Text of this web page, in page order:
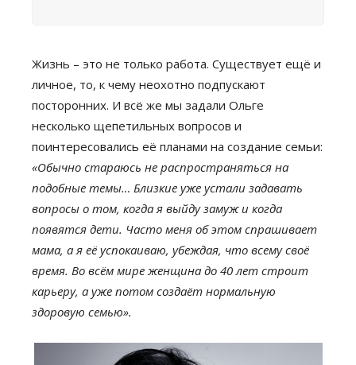
Жизнь – это не только работа. Существует ещё и
личное, то, к чему неохотно подпускают
посторонних. И всё же мы задали Ольге
несколько щепетильных вопросов и
поинтересовались её планами на создание семьи:
«Обычно стараюсь не распространяться на
подобные темы… Близкие уже устали задавать
вопросы о том, когда я выйду замуж и когда
появятся дети. Часто меня об этом спрашивает
мама, а я её успокаиваю, убеждая, что всему своё
время. Во всём мире женщина до 40 лет строит
карьеру, а уже потом создаёт нормальную
здоровую семью».